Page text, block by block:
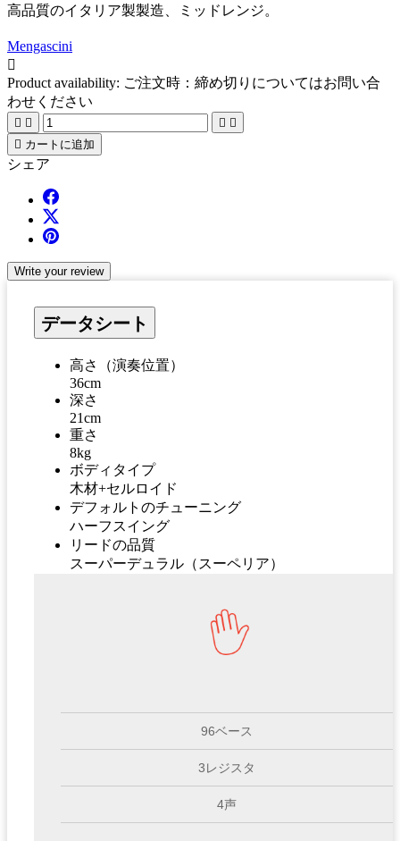
高品質のイタリア製製造、ミッドレンジ。
Mengascini

Product availability: ご注文時：締め切りについてはお問い合
わせください
   
 カートに追加
シェア
Write your review
データシート
高さ（演奏位置）
36cm
深さ
21cm
重さ
8kg
ボディタイプ
木材+セルロイド
デフォルトのチューニング
ハーフスイング
リードの品質
スーパーデュラル（スーペリア）
96ベース
3レジスタ
4声